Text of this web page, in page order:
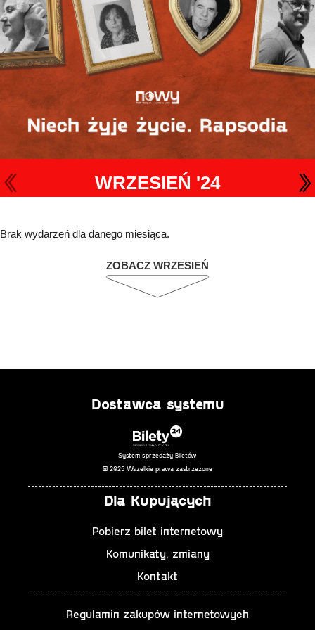
WRZESIEŃ '24
Brak wydarzeń dla danego miesiąca.
ZOBACZ WRZESIEŃ
Dostawca systemu
System sprzedaży Biletów
© 2025 Wszelkie prawa zastrzeżone
Dla Kupujących
Pobierz bilet internetowy
Komunikaty, zmiany
Kontakt
Regulamin zakupów internetowych